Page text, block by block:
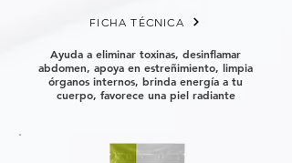
FICHA TÉCNICA
Ayuda a eliminar toxinas, desinflamar
abdomen, apoya en estreñimiento, limpia
órganos internos, brinda energía a tu
cuerpo, favorece una piel radiante